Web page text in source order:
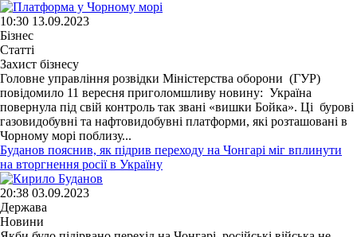
10:30 13.09.2023
Бізнес
Статті
Захист бізнесу
Головне управління розвідки Міністерства оборони (ГУР)
повідомило 11 вересня приголомшливу новину: Україна
повернула під свій контроль так звані «вишки Бойка». Ці бурові
газовидобувні та нафтовидобувні платформи, які розташовані в
Чорному морі поблизу...
Буданов пояснив, як підрив переходу на Чонгарі міг вплинути
на вторгнення росії в Україну
20:38 03.09.2023
Держава
Новини